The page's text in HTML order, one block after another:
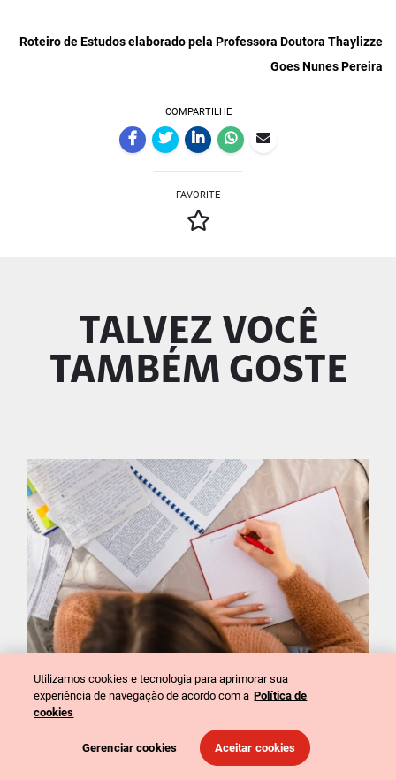
Roteiro de Estudos elaborado pela Professora Doutora Thaylizze
Goes Nunes Pereira
COMPARTILHE
FAVORITE
TALVEZ VOCÊ
TAMBÉM GOSTE
Estudar em casa: hífen
Letícia Baroni Gallo
Utilizamos cookies e tecnologia para aprimorar sua
experiência de navegação de acordo com a Política de
cookies
Gerenciar cookies Aceitar cookies